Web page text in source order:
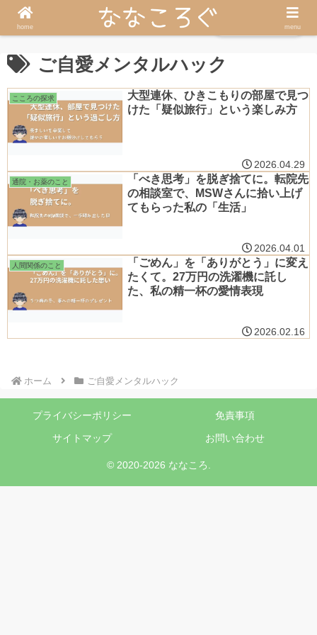
うつ友へ戻る
ご自愛メンタルハック
こころの探求
大型連休、ひきこもりの部屋で見つ
けた「疑似旅行」という楽しみ方
2026.04.29
通院・お薬のこと
「べき思考」を脱ぎ捨てに。転院先
の相談室で、MSWさんに拾い上げ
てもらった私の「生活」
2026.04.01
人間関係のこと
「ごめん」を「ありがとう」に変え
たくて。27万円の洗濯機に託し
た、私の精一杯の愛情表現
2026.02.16
ホーム ご自愛メンタルハック
プライバシーポリシー
免責事項
サイトマップ
お問い合わせ
© 2020-2026 ななころ.
home menu